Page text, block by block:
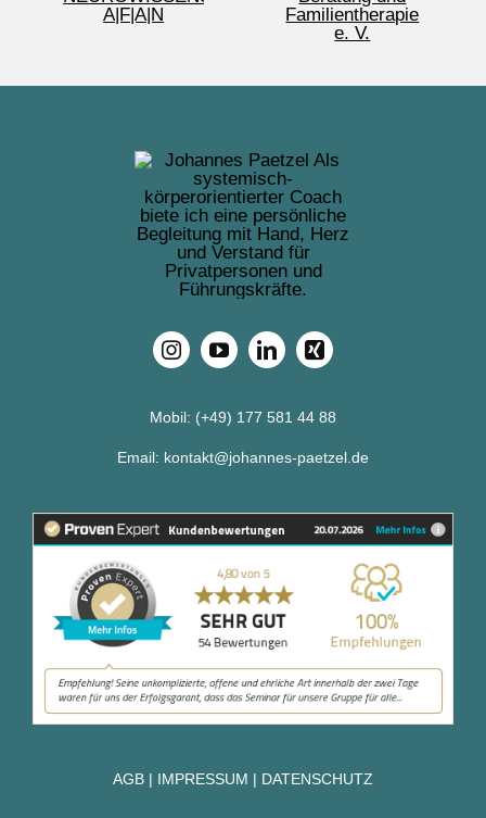
Mobil: (+49) 177 581 44 88
Email: kontakt@johannes-paetzel.de
AGB | IMPRESSUM | DATENSCHUTZ